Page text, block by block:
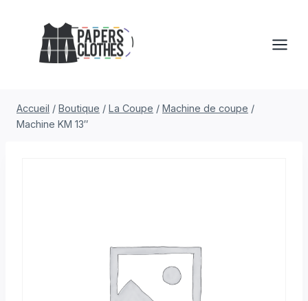
contenu
Accueil / Boutique / La Coupe / Machine de coupe /
Machine KM 13″